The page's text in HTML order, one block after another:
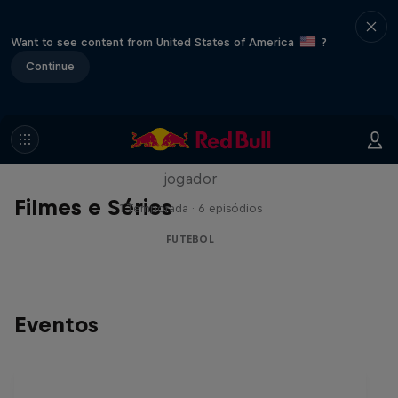
Want to see content from United States of America
?
Continue
Filmes e Séries
Neymar Jr.
jogador
1 Temporada · 6 episódios
FUTEBOL
Eventos